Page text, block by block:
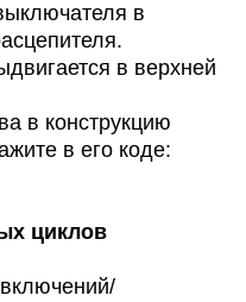
в
в верхней
в конструкцию
в его коде:
циклов